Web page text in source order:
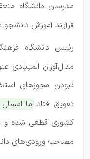
مدرسان دانشگاه
فرآیند آموزش
رئیس دانشگاه
مدال‌آوران المپیادی
نبودن مجوزهای
تعویق افتاد
کشوری قطعی شده و
مصاحبه ورودی‌های